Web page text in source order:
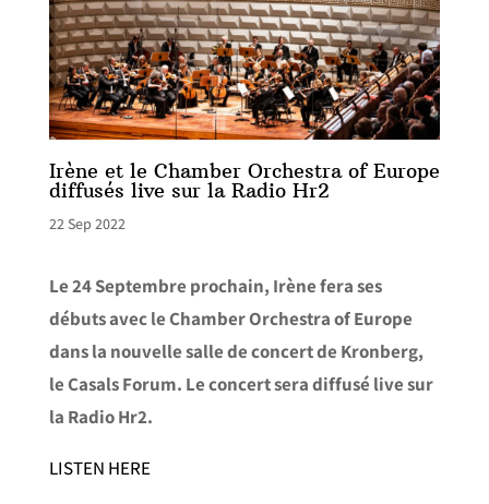
Irène et le Chamber Orchestra of Europe
diffusés live sur la Radio Hr2
22 Sep 2022
Le 24 Septembre prochain, Irène fera ses
débuts avec le Chamber Orchestra of Europe
dans la nouvelle salle de concert de Kronberg,
le Casals Forum. Le concert sera diffusé live sur
la Radio Hr2.
LISTEN HERE